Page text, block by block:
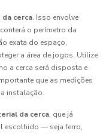
da cerca. Isso envolve
o perímetro da
exata do espaço,
a área de jogos. Utilize
a cerca será disposta e
que as medições
instalação.
da cerca, que já
escolhido — seja ferro,